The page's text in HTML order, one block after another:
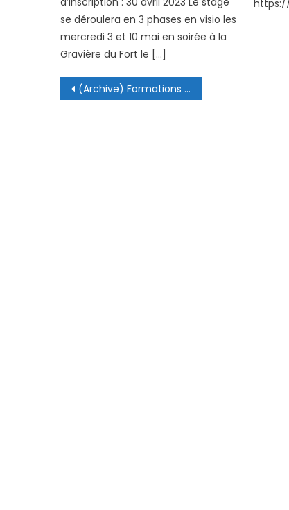
se déroulera en 3 phases en visio les
mercredi 3 et 10 mai en soirée à la
Gravière du Fort le […]
Navigation de l’article
(Archive) Formations PSP 04/03/2023